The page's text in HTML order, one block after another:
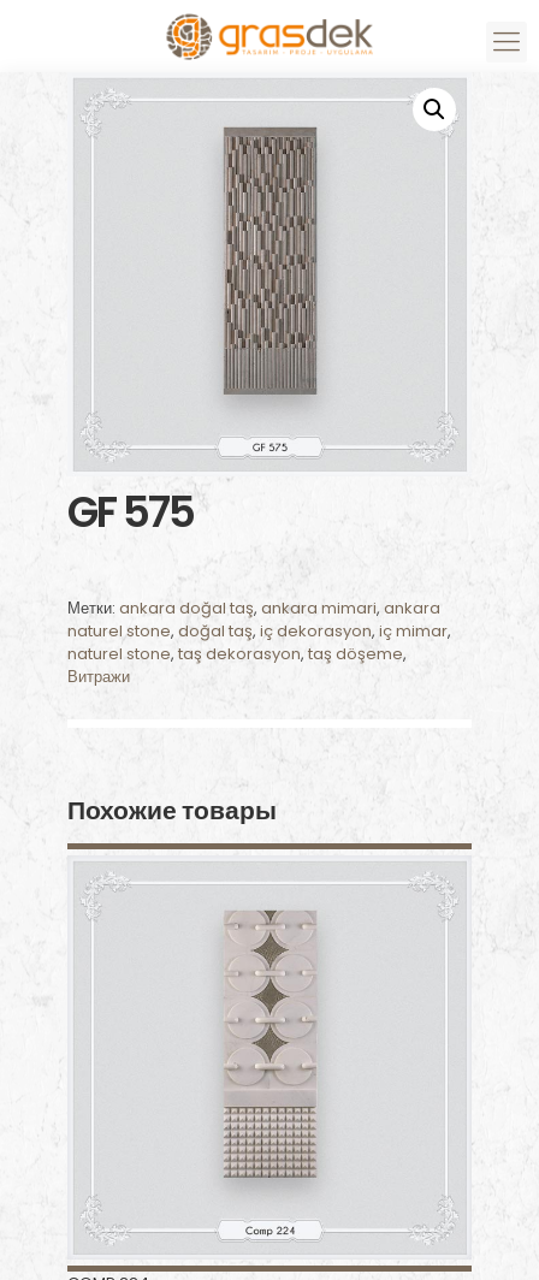
GF 575
Метки: ankara doğal taş, ankara mimari, ankara
naturel stone, doğal taş, iç dekorasyon, iç mimar,
naturel stone, taş dekorasyon, taş döşeme,
Витражи
Похожие товары